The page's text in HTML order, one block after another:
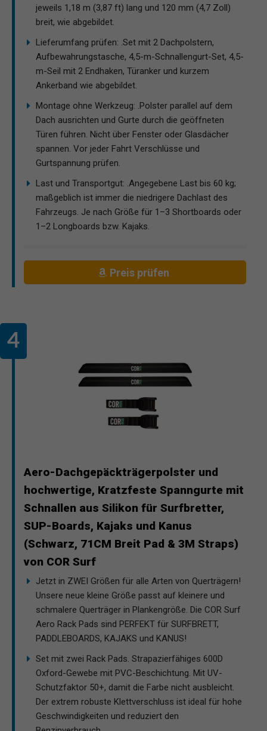
jeweils 1,18 m (3,87 ft) lang und 120 mm (4,7 Zoll)
breit, wie abgebildet.
Lieferumfang prüfen: .Set mit 2 Dachpolstern,
Aufbewahrungstasche, 4,5-m-Schnallengurt-Set, 4,5-
m-Seil mit 2 Endhaken, Türanker und kurzem
Ankerband wie abgebildet.
Montage ohne Werkzeug: .Polster parallel auf dem
Dach ausrichten und Gurte durch die geöffneten
Türen führen. Nicht über Fenster oder Glasdächer
spannen. Vor jeder Fahrt Verschlüsse und
Gurtspannung prüfen.
Last und Transportgut: .Angegebene Last bis 60 kg;
maßgeblich ist immer die niedrigere Dachlast des
Fahrzeugs. Je nach Größe für 1–3 Shortboards oder
1–2 Longboards bzw. Kajaks.
Preis prüfen
Aero-Dachgepäckträgerpolster und
hochwertige, Kratzfeste Spanngurte mit
Schnallen aus Silikon für Surfbretter,
SUP-Boards, Kajaks und Kanus
(Schwarz, 71CM Breit Pad & 3M Straps)
von COR Surf
Jetzt in ZWEI Größen für alle Arten von Querträgern!
Unsere neue kleine Größe passt auf kleinere und
schmalere Querträger in Plankengröße. Die COR Surf
Aero Rack Pads sind PERFEKT für SURFBRETT,
PADDLEBOARDS, KAJAKS und KANUS!
Set mit zwei Rack Pads. Strapazierfähiges 600D
Oxford-Gewebe mit PVC-Beschichtung. Mit UV-
Schutzfaktor 50+, damit die Farbe nicht ausbleicht.
Der extrem robuste Klettverschluss ist ideal für hohe
Geschwindigkeiten und reduziert den